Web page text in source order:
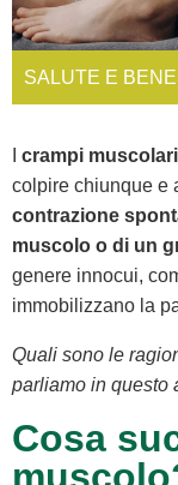
SALUTE E
crampi muscolari
colpire chiunque e
contrazione
muscolo o di un
genere innocui,
immobilizzano la
Quali sono le
parliamo in questo
Cosa